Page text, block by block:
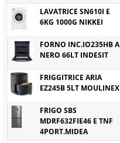
LAVATRICE SN610I E
6KG 1000G NIKKEI
FORNO INC.IO235HB A
NERO 66LT INDESIT
FRIGGITRICE ARIA
EZ245B 5LT MOULINEX
FRIGO SBS
MDRF632FIE46 E TNF
4PORT.MIDEA